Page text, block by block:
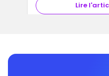
Lire